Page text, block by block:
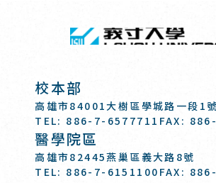
校本部
高雄市84001大樹區學城路一段1號
TEL: 886-7-6577711 FAX:
醫學院區
高雄市82445燕巢區義大路8號
TEL: 886-7-6151100 FAX: